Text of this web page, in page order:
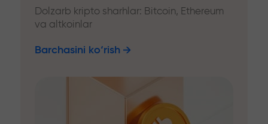
Dolzarb kripto sharhlar: Bitcoin, Ethereum
va altkoinlar
Barchasini ko‘rish